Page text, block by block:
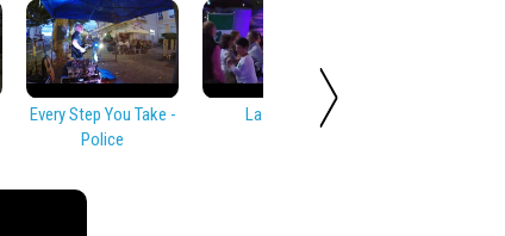
Every Step You Take -
Police
La Bamba